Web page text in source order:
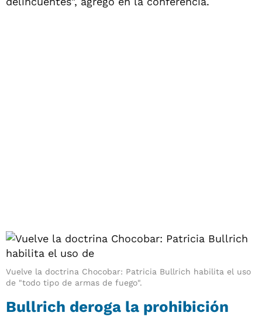
Vuelve la doctrina Chocobar: Patricia Bullrich habilita el uso
de "todo tipo de armas de fuego".
Bullrich deroga la prohibición